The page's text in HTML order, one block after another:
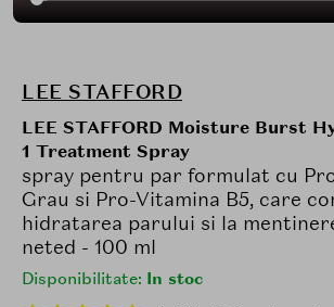
LEE STAFFORD
LEE STAFFORD Moisture Burst
1 Treatment Spray
spray pentru par formulat cu
Grau si Pro-Vitamina B5, care
hidratarea parului si la
neted - 100 ml
Disponibilitate: In stoc